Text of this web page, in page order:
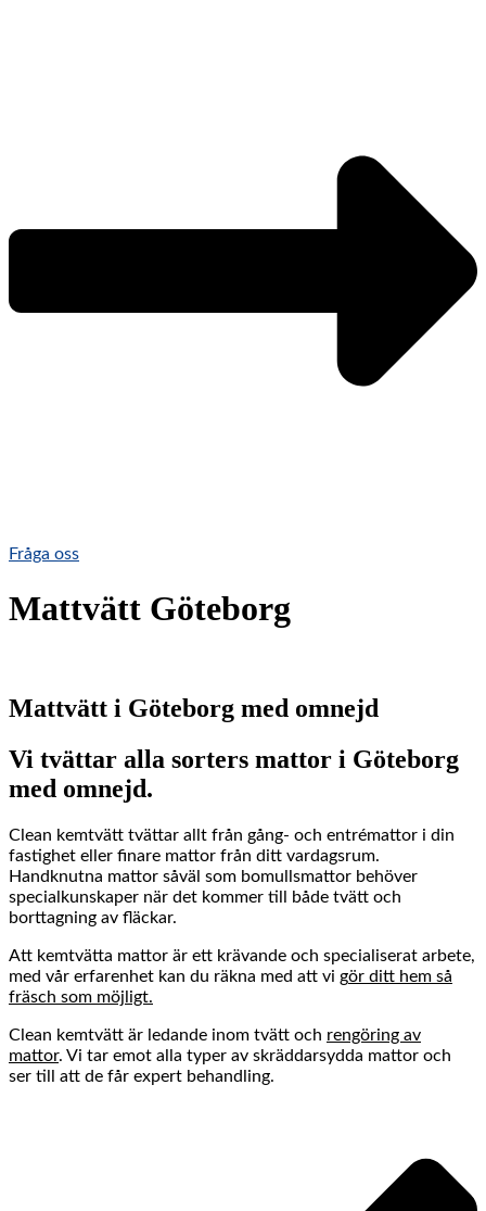
Fråga oss
Mattvätt Göteborg
Mattvätt i Göteborg med omnejd
Vi tvättar alla sorters mattor i Göteborg
med omnejd.
Clean kemtvätt tvättar allt från gång- och entrémattor i din
fastighet eller finare mattor från ditt vardagsrum.
Handknutna mattor såväl som bomullsmattor behöver
specialkunskaper när det kommer till både tvätt och
borttagning av fläckar.
Att kemtvätta mattor är ett krävande och specialiserat arbete,
med vår erfarenhet kan du räkna med att vi gör ditt hem så
fräsch som möjligt.
Clean kemtvätt är ledande inom tvätt och rengöring av
mattor. Vi tar emot alla typer av skräddarsydda mattor och
ser till att de får expert behandling.